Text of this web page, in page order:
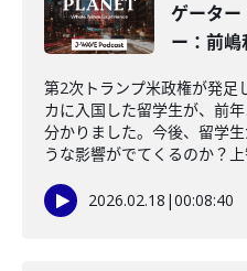
ゲーター
ー：前
第2次トランプ米政権が発足
カに入国した留学生が、前
分かりました。今後、留学
うな影響がでてくるのか？
2026.02.18 |00:08:40